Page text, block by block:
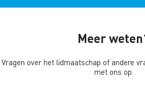
Meer
Vragen over het lidmaatschap of andere
met ons op.